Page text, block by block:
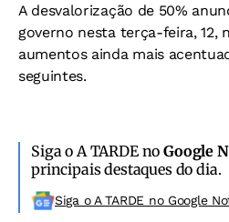
A desvalorização de 50%
governo nesta terça-feira, 12,
aumentos ainda mais
seguintes.
Siga o A TARDE noGoogle
principais destaques do dia.
Siga o A TARDE no Google